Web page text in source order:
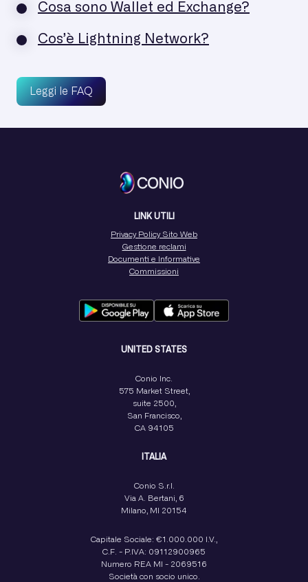
Cosa sono Wallet ed Exchange?
Cos’è Lightning Network?
Leggi le FAQ
LINK UTILI
Privacy Policy Sito Web
Gestione reclami
Documenti e Informative
Commissioni
UNITED STATES
Conio Inc.
575 Market Street,
suite 2500,
San Francisco,
CA 94105
ITALIA
Conio S.r.l.
Via A. Bertani, 6
Milano, MI 20154
Capitale Sociale: €1.000.000 I.V.,
C.F. - P.IVA: 09112900965
Numero REA MI - 2069516
Società con socio unico.